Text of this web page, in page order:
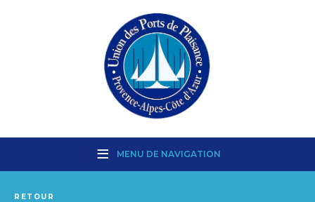
MENU DE NAVIGATION
RETOUR